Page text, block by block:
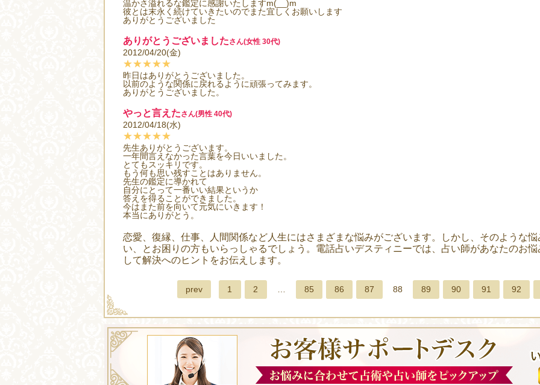
温かさ溢れるな鑑定に感謝いたしますm(__)m
彼とは末永く続けていきたいのでまた宜しくお願いします
ありがとうございました
ありがとうございましたさん(女性 30代)
2012/04/20(金)
★★★★★
昨日はありがとうございました。
以前のような関係に戻れるように頑張ってみます。
ありがとうございました。
やっと言えたさん(男性 40代)
2012/04/18(水)
★★★★★
先生ありがとうございます。
一年間言えなかった言葉を今日いいました。
とてもスッキリです。
もう何も思い残すことはありません。
先生の鑑定に導かれて
自分にとって一番いい結果というか
答えを得ることができました。
今はまた前を向いて元気にいきます！
本当にありがとう。
恋愛、復縁、仕事、人間関係など人生にはさまざまな悩みがございます。しかし、そのような
い、とお困りの方もいらっしゃるでしょう。電話占いデスティニーでは、占い師があなたのお
して解決へのヒントをお伝えします。
prev 1 2 … 85 86 87 88 89 90 91 92